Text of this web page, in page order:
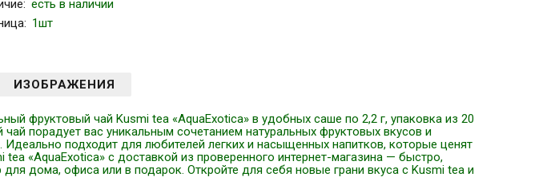
есть в наличии
1шт
ИЗОБРАЖЕНИЯ
фруктовый чай Kusmi tea «AquaExotica» в удобных саше по 2,2 г, упаковка из 20
порадует вас уникальным сочетанием натуральных фруктовых вкусов и
Идеально подходит для любителей легких и насыщенных напитков, которые ценят
tea «AquaExotica» с доставкой из проверенного интернет-магазина — быстро,
дома, офиса или в подарок. Откройте для себя новые грани вкуса с Kusmi tea и